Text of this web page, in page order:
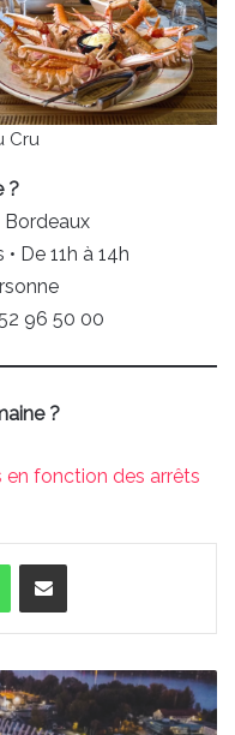
Cru
?
Bordeaux
De 11h à 14h
96 50 00
?
en fonction des arrêts
WhatsAppPartager par email